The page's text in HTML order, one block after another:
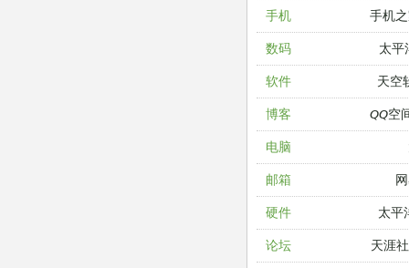
手机
手机
数码 太平
软件 天空
博客 QQ空
电脑
邮箱
硬件 太平
论坛 天涯